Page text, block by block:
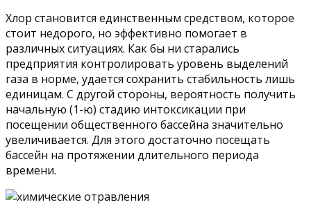
Хлор становится единственным средством, которое
стоит недорого, но эффективно помогает в
различных ситуациях. Как бы ни старались
предприятия контролировать уровень выделений
газа в норме, удается сохранить стабильность лишь
единицам. С другой стороны, вероятность получить
начальную (1-ю) стадию интоксикации при
посещении общественного бассейна значительно
увеличивается. Для этого достаточно посещать
бассейн на протяжении длительного периода
времени.